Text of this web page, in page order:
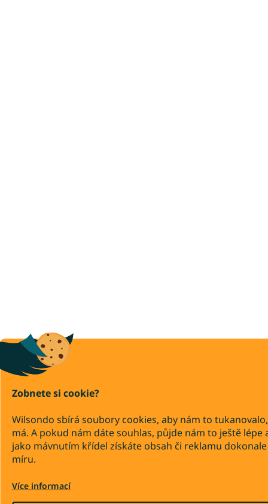
Zobnete si cookie?
Wilsondo sbírá soubory cookies, aby nám to
má. A pokud nám dáte souhlas, půjde nám to ještě lépe
jako mávnutím křídel získáte obsah či reklamu
míru.
Více informací